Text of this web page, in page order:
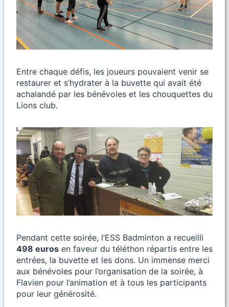
Entre chaque défis, les joueurs pouvaient venir se
restaurer et s’hydrater à la buvette qui avait été
achalandé par les bénévoles et les chouquettes du
Lions club.
Pendant cette soirée, l’ESS Badminton a recueilli
498 euros en faveur du téléthon répartis entre les
entrées, la buvette et les dons. Un immense merci
aux bénévoles pour l’organisation de la soirée, à
Flavien pour l’animation et à tous les participants
pour leur générosité.